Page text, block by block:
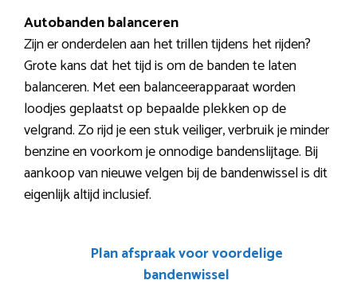
Autobanden balanceren
Zijn er onderdelen aan het trillen tijdens het rijden?
Grote kans dat het tijd is om de banden te laten
balanceren. Met een balanceerapparaat worden
loodjes geplaatst op bepaalde plekken op de
velgrand. Zo rijd je een stuk veiliger, verbruik je minder
benzine en voorkom je onnodige bandenslijtage. Bij
aankoop van nieuwe velgen bij de bandenwissel is dit
eigenlijk altijd inclusief.
Plan afspraak voor voordelige
bandenwissel